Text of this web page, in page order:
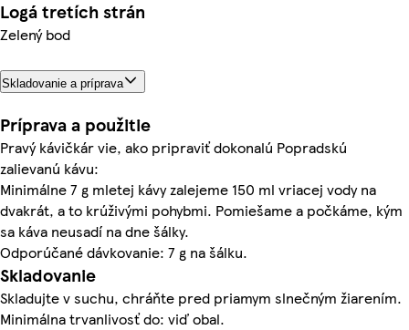
Logá tretích strán
Zelený bod
Skladovanie a príprava
Príprava a použitie
Pravý kávičkár vie, ako pripraviť dokonalú Popradskú
zalievanú kávu:
Minimálne 7 g mletej kávy zalejeme 150 ml vriacej vody na
dvakrát, a to krúživými pohybmi. Pomiešame a počkáme, kým
sa káva neusadí na dne šálky.
Odporúčané dávkovanie: 7 g na šálku.
Skladovanie
Skladujte v suchu, chráňte pred priamym slnečným žiarením.
Minimálna trvanlivosť do: viď obal.